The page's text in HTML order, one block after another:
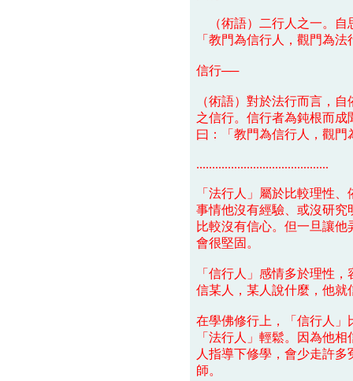
（術語）二行人之一。自
「教門為信行人，觀門為法
信行──
（術語）對於法行而言，
之信行。信行者為鈍根而
曰：「教門為信行人，觀門
..........................................
「法行人」屬於比較理性
事情他沒有經驗、或沒研
比較沒有信心。但一旦讓
會很堅固。
「信行人」感情多於理性
信某人，某人說什麼，他就
在學佛修行上，「信行人
「法行人」輕鬆。因為他
人指導下修學，會少走許
師。